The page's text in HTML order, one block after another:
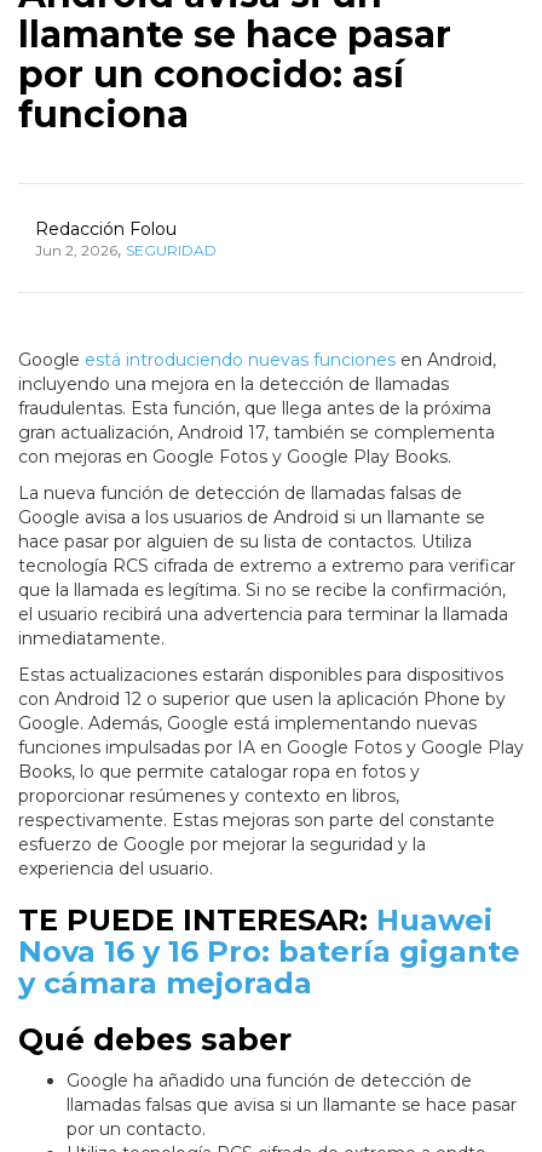
llamante se hace pasar
por un conocido: así
funciona
Redacción Folou
Jun 2, 2026, SEGURIDAD
Google está introduciendo nuevas funciones en Android,
incluyendo una mejora en la detección de llamadas
fraudulentas. Esta función, que llega antes de la próxima
gran actualización, Android 17, también se complementa
con mejoras en Google Fotos y Google Play Books.
La nueva función de detección de llamadas falsas de
Google avisa a los usuarios de Android si un llamante se
hace pasar por alguien de su lista de contactos. Utiliza
tecnología RCS cifrada de extremo a extremo para verificar
que la llamada es legítima. Si no se recibe la confirmación,
el usuario recibirá una advertencia para terminar la llamada
inmediatamente.
Estas actualizaciones estarán disponibles para dispositivos
con Android 12 o superior que usen la aplicación Phone by
Google. Además, Google está implementando nuevas
funciones impulsadas por IA en Google Fotos y Google Play
Books, lo que permite catalogar ropa en fotos y
proporcionar resúmenes y contexto en libros,
respectivamente. Estas mejoras son parte del constante
esfuerzo de Google por mejorar la seguridad y la
experiencia del usuario.
TE PUEDE INTERESAR: Huawei
Nova 16 y 16 Pro: batería gigante
y cámara mejorada
Qué debes saber
Google ha añadido una función de detección de
llamadas falsas que avisa si un llamante se hace pasar
por un contacto.